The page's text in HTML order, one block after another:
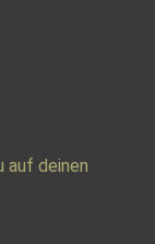
deinen